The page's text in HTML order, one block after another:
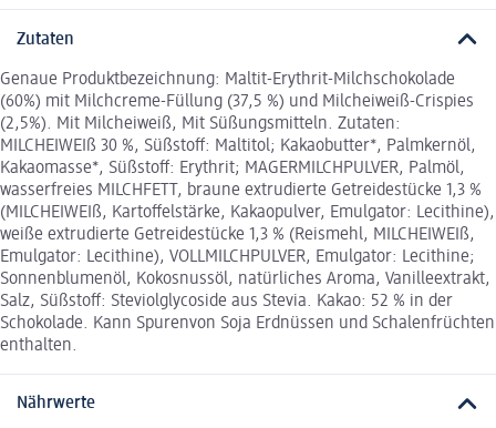
Zutaten
Genaue Produktbezeichnung: Maltit-Erythrit-Milchschokolade
(60%) mit Milchcreme-Füllung (37,5 %) und Milcheiweiß-Crispies
(2,5%). Mit Milcheiweiß, Mit Süßungsmitteln. Zutaten:
MILCHEIWEIß 30 %, Süßstoff: Maltitol; Kakaobutter*, Palmkernöl,
Kakaomasse*, Süßstoff: Erythrit; MAGERMILCHPULVER, Palmöl,
wasserfreies MILCHFETT, braune extrudierte Getreidestücke 1,3 %
(MILCHEIWEIß, Kartoffelstärke, Kakaopulver, Emulgator: Lecithine),
weiße extrudierte Getreidestücke 1,3 % (Reismehl, MILCHEIWEIß,
Emulgator: Lecithine), VOLLMILCHPULVER, Emulgator: Lecithine;
Sonnenblumenöl, Kokosnussöl, natürliches Aroma, Vanilleextrakt,
Salz, Süßstoff: Steviolglycoside aus Stevia. Kakao: 52 % in der
Schokolade. Kann Spurenvon Soja Erdnüssen und Schalenfrüchten
enthalten.
Nährwerte